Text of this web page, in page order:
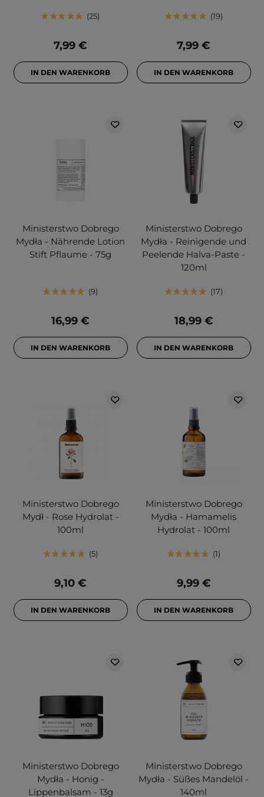
25
7,99 €
IN DEN WARENKORB
19
7,99 €
IN DEN WARENKORB
Ministerstwo Dobrego
Mydła - Nährende Lotion
Stift Pflaume - 75g
9
16,99 €
IN DEN WARENKORB
Ministerstwo Dobrego
Mydła - Reinigende und
Peelende Halva-Paste -
120ml
17
18,99 €
IN DEN WARENKORB
Ministerstwo Dobrego
Mydł - Rose Hydrolat -
100ml
5
9,10 €
IN DEN WARENKORB
Ministerstwo Dobrego
Mydła - Hamamelis
Hydrolat - 100ml
1
9,99 €
IN DEN WARENKORB
Ministerstwo Dobrego
Mydła - Honig -
Lippenbalsam - 13g
Ministerstwo Dobrego
Mydła - Süßes Mandelöl -
140ml